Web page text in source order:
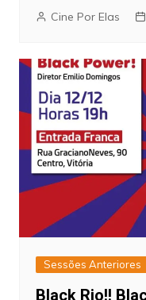
Cine Por Elas
Sessões Anteriores
Black Rio!!